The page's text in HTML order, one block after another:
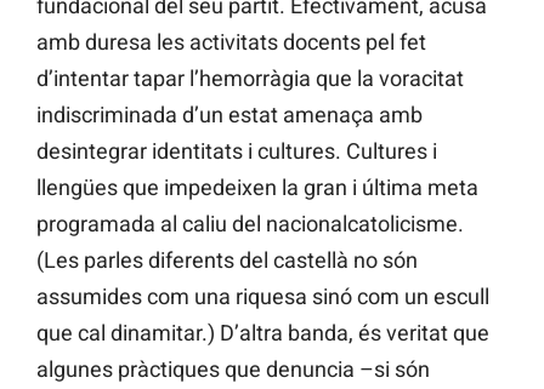
fundacional del seu partit. Efectivament, acusa
amb duresa les activitats docents pel fet
d’intentar tapar l’hemorràgia que la voracitat
indiscriminada d’un estat amenaça amb
desintegrar identitats i cultures. Cultures i
llengües que impedeixen la gran i última meta
programada al caliu del nacionalcatolicisme.
(Les parles diferents del castellà no són
assumides com una riquesa sinó com un escull
que cal dinamitar.) D’altra banda, és veritat que
algunes pràctiques que denuncia –si són